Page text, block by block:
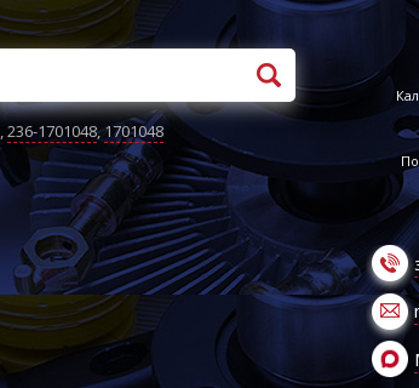
,236-1701048,1701048